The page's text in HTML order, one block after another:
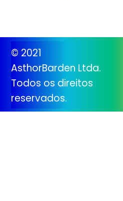
© 2021
AsthorBarden Ltda.
Todos os direitos
reservados.